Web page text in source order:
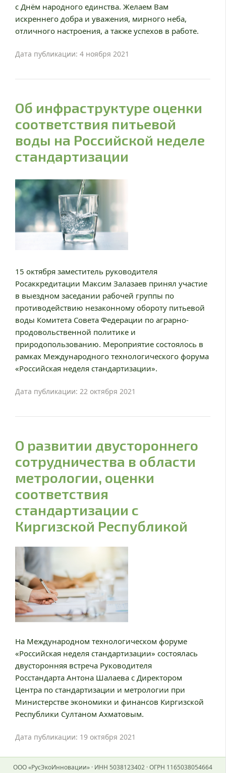
с Днём народного единства. Желаем Вам
искреннего добра и уважения, мирного неба,
отличного настроения, а также успехов в работе.
Дата публикации: 4 ноября 2021
Об инфраструктуре оценки
соответствия питьевой
воды на Российской неделе
стандартизации
15 октября заместитель руководителя
Росаккредитации Максим Залазаев принял участие
в выездном заседании рабочей группы по
противодействию незаконному обороту питьевой
воды Комитета Совета Федерации по аграрно-
продовольственной политике и
природопользованию. Мероприятие состоялось в
рамках Международного технологического форума
«Российская неделя стандартизации».
Дата публикации: 22 октября 2021
О развитии двустороннего
сотрудничества в области
метрологии, оценки
соответствия
стандартизации с
Киргизской Республикой
На Международном технологическом форуме
«Российская неделя стандартизации» состоялась
двусторонняя встреча Руководителя
Росстандарта Антона Шалаева с Директором
Центра по стандартизации и метрологии при
Министерстве экономики и финансов Киргизской
Республики Султаном Ахматовым.
Дата публикации: 19 октября 2021
ООО «РусЭкоИнновации» · ИНН 5038123402 · ОГРН 1165038054664